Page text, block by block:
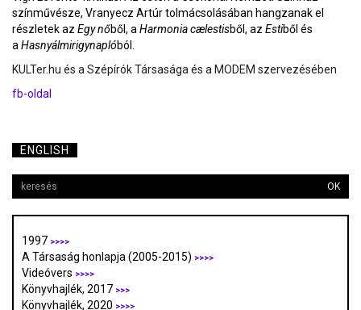
színművésze, Vranyecz Artúr tolmácsolásában hangzanak el
részletek az Egy nőből, aHarmonia cælestisből, az Estiből és
aHasnyálmirigynaplóból.
KULTer.hu és a Szépírók Társasága és a MODEM szervezésében
fb-oldal
ENGLISH
OK
1997 >>>>
A Társaság honlapja (2005-2015) >>>>
Videóvers >>>>
Könyvhajlék, 2017 >>>
Könyvhajlék, 2020 >>>>